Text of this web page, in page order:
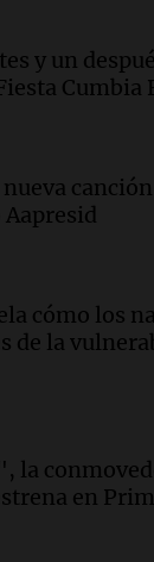
de
de 20 países
imputado
San Luis
de la UBA
la Ley de
de
en el
Seguros y
y un
Cumbia
canción
Aapresid
cómo los
de la
la
en